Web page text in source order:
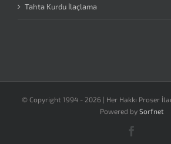
Tahta Kurdu İlaçlama
© Copyright 1994 - 2026 | Her Hakkı Proser
Powered by Sorfnet